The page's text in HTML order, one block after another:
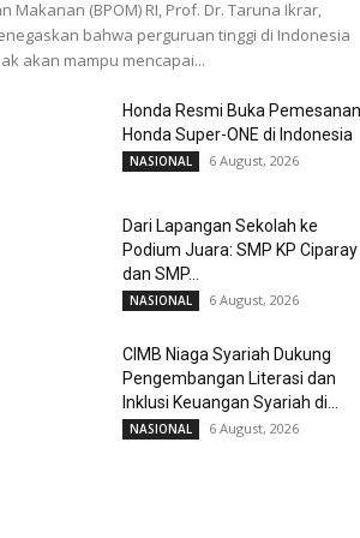
Makanan (BPOM) RI, Prof. Dr. Taruna Ikrar,
bahwa perguruan tinggi di Indonesia
akan mampu mencapai...
Honda Resmi Buka Pemesanan
Honda Super-ONE di Indonesia
NASIONAL 6 August, 2026
Dari Lapangan Sekolah ke
Podium Juara: SMP KP Ciparay
dan SMP...
NASIONAL 6 August, 2026
CIMB Niaga Syariah Dukung
Pengembangan Literasi dan
Inklusi Keuangan Syariah di...
NASIONAL 6 August, 2026